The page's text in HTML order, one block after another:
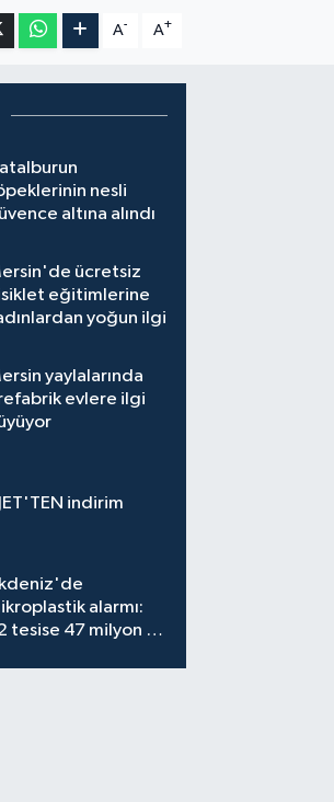
A- A+
nesli
altına alındı
ücretsiz
eğitimlerine
yoğun ilgi
yaylalarında
evlere ilgi
indirim
alarmı:
tesise 47 milyon TL